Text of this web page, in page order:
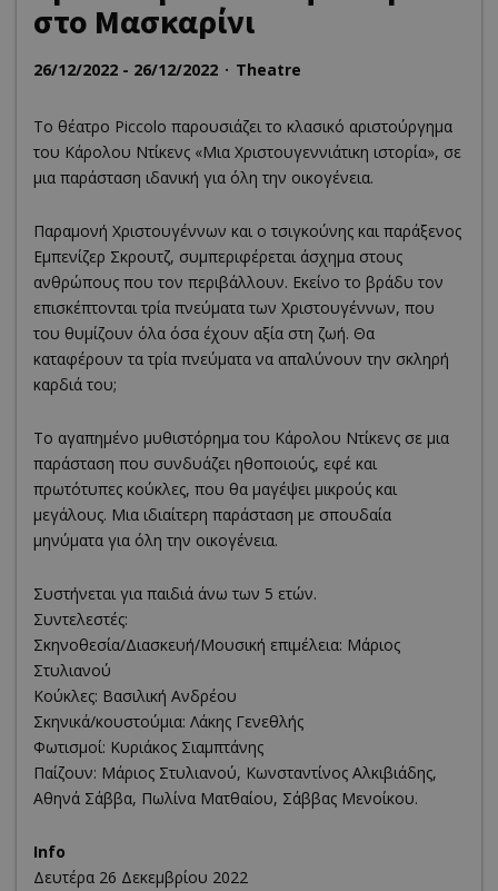
στο Μασκαρίνι
26/12/2022 - 26/12/2022 Theatre
Το θέατρο Piccolo παρουσιάζει το κλασικό αριστούργημα
του Κάρολου Ντίκενς «Μια Χριστουγεννιάτικη ιστορία», σε
μια παράσταση ιδανική για όλη την οικογένεια.
Παραμονή Χριστουγέννων και ο τσιγκούνης και παράξενος
Εμπενίζερ Σκρουτζ, συμπεριφέρεται άσχημα στους
ανθρώπους που τον περιβάλλουν. Εκείνο το βράδυ τον
επισκέπτονται τρία πνεύματα των Χριστουγέννων, που
του θυμίζουν όλα όσα έχουν αξία στη ζωή. Θα
καταφέρουν τα τρία πνεύματα να απαλύνουν την σκληρή
καρδιά του;
Το αγαπημένο μυθιστόρημα του Κάρολου Ντίκενς σε μια
παράσταση που συνδυάζει ηθοποιούς, εφέ και
πρωτότυπες κούκλες, που θα μαγέψει μικρούς και
μεγάλους. Μια ιδιαίτερη παράσταση με σπουδαία
μηνύματα για όλη την οικογένεια.
Συστήνεται για παιδιά άνω των 5 ετών.
Συντελεστές:
Σκηνοθεσία/Διασκευή/Μουσική επιμέλεια: Μάριος
Στυλιανού
Κούκλες: Βασιλική Ανδρέου
Σκηνικά/κουστούμια: Λάκης Γενεθλής
Φωτισμοί: Κυριάκος Σιαμπτάνης
Παίζουν: Μάριος Στυλιανού, Κωνσταντίνος Αλκιβιάδης,
Αθηνά Σάββα, Πωλίνα Ματθαίου, Σάββας Μενοίκου.
Ιnfo
Δευτέρα 26 Δεκεμβρίου 2022